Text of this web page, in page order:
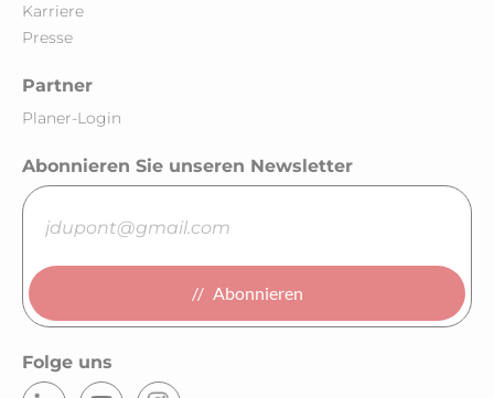
Karriere
Presse
Partner
Planer-Login
Abonnieren Sie unseren Newsletter
Abonnieren
Folge uns